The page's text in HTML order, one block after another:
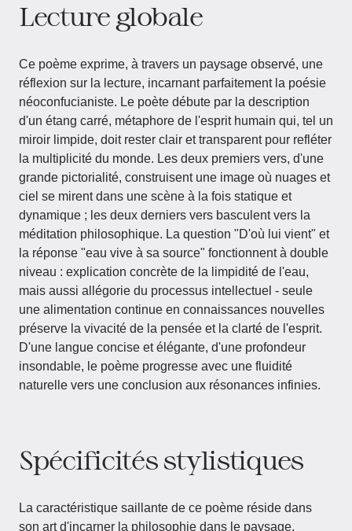
Lecture globale
Ce poème exprime, à travers un paysage observé, une
réflexion sur la lecture, incarnant parfaitement la poésie
néoconfucianiste. Le poète débute par la description
d'un étang carré, métaphore de l'esprit humain qui, tel un
miroir limpide, doit rester clair et transparent pour refléter
la multiplicité du monde. Les deux premiers vers, d'une
grande pictorialité, construisent une image où nuages et
ciel se mirent dans une scène à la fois statique et
dynamique ; les deux derniers vers basculent vers la
méditation philosophique. La question "D'où lui vient" et
la réponse "eau vive à sa source" fonctionnent à double
niveau : explication concrète de la limpidité de l'eau,
mais aussi allégorie du processus intellectuel - seule
une alimentation continue en connaissances nouvelles
préserve la vivacité de la pensée et la clarté de l'esprit.
D'une langue concise et élégante, d'une profondeur
insondable, le poème progresse avec une fluidité
naturelle vers une conclusion aux résonances infinies.
Spécificités stylistiques
La caractéristique saillante de ce poème réside dans
son art d'incarner la philosophie dans le paysage,